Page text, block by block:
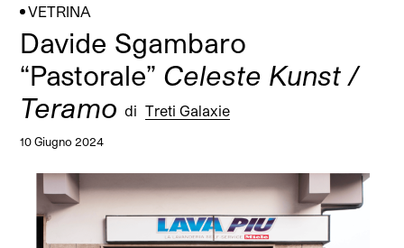
VETRINA
Davide Sgambaro
“Pastorale” Celeste Kunst /
Teramodi Treti Galaxie
10 Giugno 2024